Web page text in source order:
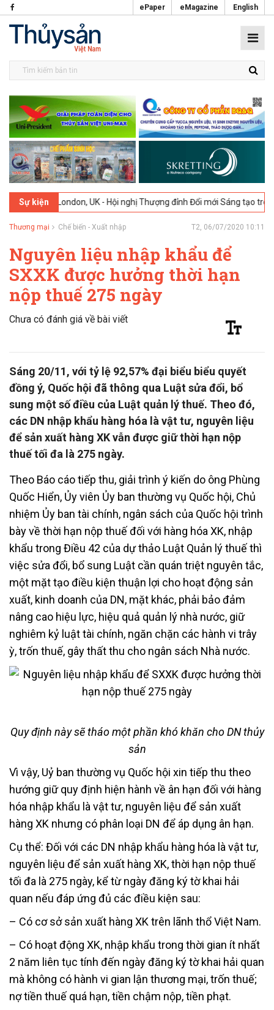
ePaper eMagazine English
Sự kiện
London, UK - Hội nghị Thượng đỉnh Đổi mới Sáng tạo trong
Thương mại Chế biến - Xuất nhập T2, 06/07/2020 10:11
Nguyên liệu nhập khẩu để
SXXK được hưởng thời hạn
nộp thuế 275 ngày
Chưa có đánh giá về bài viết
Sáng 20/11, với tỷ lệ 92,57% đại biểu biểu quyết
đồng ý, Quốc hội đã thông qua Luật sửa đổi, bổ
sung một số điều của Luật quản lý thuế. Theo đó,
các DN nhập khẩu hàng hóa là vật tư, nguyên liệu
để sản xuất hàng XK vẫn được giữ thời hạn nộp
thuế tối đa là 275 ngày.
Theo Báo cáo tiếp thu, giải trình ý kiến do ông Phùng
Quốc Hiển, Ủy viên Ủy ban thường vụ Quốc hội, Chủ
nhiệm Ủy ban tài chính, ngân sách của Quốc hội trình
bày về thời hạn nộp thuế đối với hàng hóa XK, nhập
khẩu trong Điều 42 của dự thảo Luật Quản lý thuế thì
việc sửa đổi, bổ sung Luật cần quán triệt nguyên tắc,
một mặt tạo điều kiện thuận lợi cho hoạt động sản
xuất, kinh doanh của DN, mặt khác, phải bảo đảm
nâng cao hiệu lực, hiệu quả quản lý nhà nước, giữ
nghiêm kỷ luật tài chính, ngăn chặn các hành vi trây
ỳ, trốn thuế, gây thất thu cho ngân sách Nhà nước.
Quy định này sẽ tháo một phần khó khăn cho DN thủy
sản
Vì vậy, Uỷ ban thường vụ Quốc hội xin tiếp thu theo
hướng giữ quy định hiện hành về ân hạn đối với hàng
hóa nhập khẩu là vật tư, nguyên liệu để sản xuất
hàng XK nhưng có phân loại DN để áp dụng ân hạn.
Cụ thể: Đối với các DN nhập khẩu hàng hóa là vật tư,
nguyên liệu để sản xuất hàng XK, thời hạn nộp thuế
tối đa là 275 ngày, kể từ ngày đăng ký tờ khai hải
quan nếu đáp ứng đủ các điều kiện sau:
– Có cơ sở sản xuất hàng XK trên lãnh thổ Việt Nam.
– Có hoạt động XK, nhập khẩu trong thời gian ít nhất
2 năm liên tục tính đến ngày đăng ký tờ khai hải quan
mà không có hành vi gian lận thương mại, trốn thuế;
nợ tiền thuế quá hạn, tiền chậm nộp, tiền phạt.